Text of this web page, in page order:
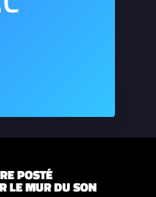
POSTÉ
LE MUR DU SON